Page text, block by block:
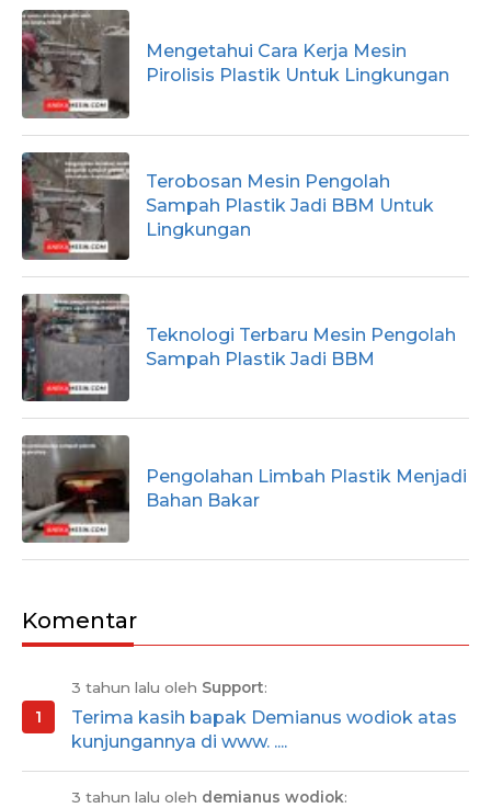
Mengetahui Cara Kerja Mesin
Pirolisis Plastik Untuk Lingkungan
Terobosan Mesin Pengolah
Sampah Plastik Jadi BBM Untuk
Lingkungan
Teknologi Terbaru Mesin Pengolah
Sampah Plastik Jadi BBM
Pengolahan Limbah Plastik Menjadi
Bahan Bakar
Komentar
3 tahun lalu oleh Support:
Terima kasih bapak Demianus wodiok atas
kunjungannya di www. ....
3 tahun lalu oleh demianus wodiok: